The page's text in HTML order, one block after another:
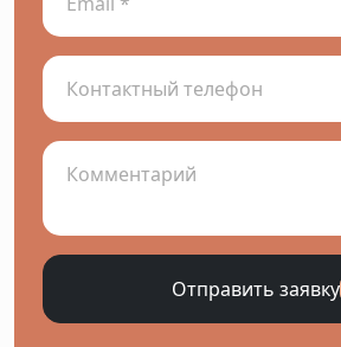
Отправить заявку